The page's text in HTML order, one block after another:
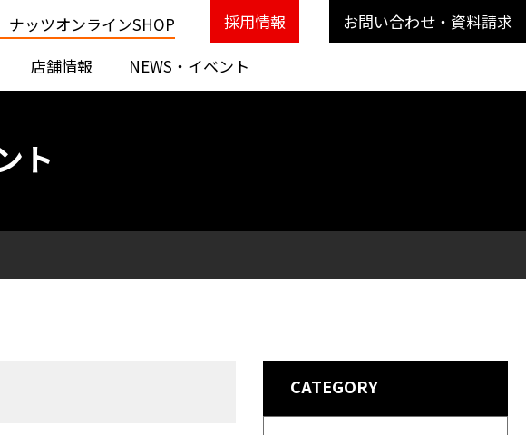
お問い合わせ・資料請求
店舗情報 NEWS・イベント
ナッツオンラインSHOP 採用情報
ト
CATEGORY